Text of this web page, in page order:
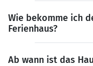
Wie bekomme ich
Ferienhaus?
Ab wann ist das